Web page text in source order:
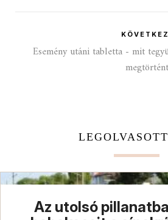
Esemény utáni tabletta - mit
Az utolsó